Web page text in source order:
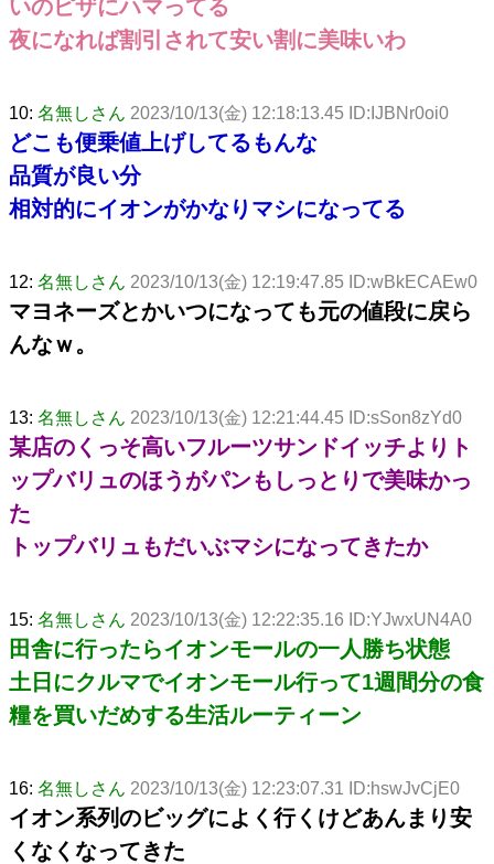
いのピザにハマってる
夜になれば割引されて安い割に美味いわ
10: 名無しさん 2023/10/13(金) 12:18:13.45 ID:IJBNr0oi0
どこも便乗値上げしてるもんな
品質が良い分
相対的にイオンがかなりマシになってる
12: 名無しさん 2023/10/13(金) 12:19:47.85 ID:wBkECAEw0
マヨネーズとかいつになっても元の値段に戻ら
んなｗ。
13: 名無しさん 2023/10/13(金) 12:21:44.45 ID:sSon8zYd0
某店のくっそ高いフルーツサンドイッチよりト
ップバリュのほうがパンもしっとりで美味かっ
た
トップバリュもだいぶマシになってきたか
15: 名無しさん 2023/10/13(金) 12:22:35.16 ID:YJwxUN4A0
田舎に行ったらイオンモールの一人勝ち状態
土日にクルマでイオンモール行って1週間分の食
糧を買いだめする生活ルーティーン
16: 名無しさん 2023/10/13(金) 12:23:07.31 ID:hswJvCjE0
イオン系列のビッグによく行くけどあんまり安
くなくなってきた